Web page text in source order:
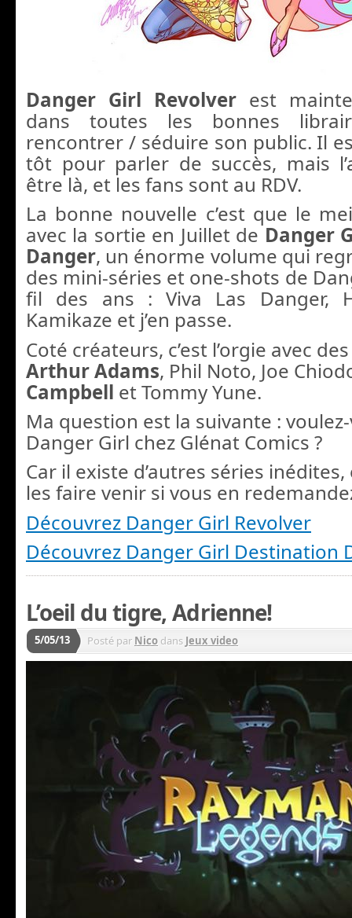
Danger Girl Revolver est
dans toutes les bonnes
rencontrer / séduire son public. Il
tôt pour parler de succès, mais
être là, et les fans sont au RDV.
La bonne nouvelle c’est que le
avec la sortie en Juillet de Danger
Danger, un énorme volume qui
des mini-séries et one-shots de
fil des ans : Viva Las Danger,
Kamikaze et j’en passe.
Coté créateurs, c’est l’orgie avec
Arthur Adams, Phil Noto, Joe
Campbell et Tommy Yune.
Ma question est la suivante :
Danger Girl chez Glénat Comics ?
Car il existe d’autres séries
les faire venir si vous en
Découvrez Danger Girl Revolver
Découvrez Danger Girl Destination
L’oeil du tigre, Adrienne!
5/05/13 Posté par Nico dans Jeux video